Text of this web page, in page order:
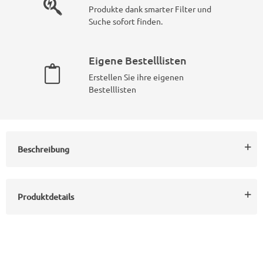
Produkte dank smarter Filter und
Suche sofort finden.
Eigene Bestelllisten
Erstellen Sie ihre eigenen
Bestelllisten
Beschreibung
Produktdetails